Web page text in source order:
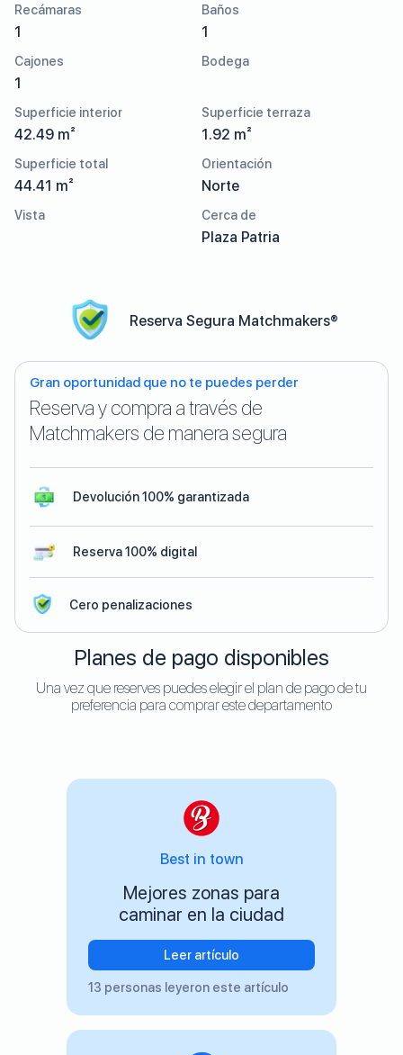
Recámaras
1
Baños
1
Cajones
1
Bodega
Superficie interior
42.49 m²
Superficie terraza
1.92 m²
Superficie total
44.41 m²
Orientación
Norte
Vista Cerca de
Plaza Patria
Reserva Segura Matchmakers®
Gran oportunidad que no te puedes perder
Reserva y compra a través de
Matchmakers de manera segura
Devolución 100% garantizada
Reserva 100% digital
Cero penalizaciones
Planes de pago disponibles
Una vez que reserves puedes elegir el plan de pago de tu
preferencia para comprar este departamento
Best in town
Mejores zonas para
caminar en la ciudad
Leer artículo
13 personas leyeron este artículo